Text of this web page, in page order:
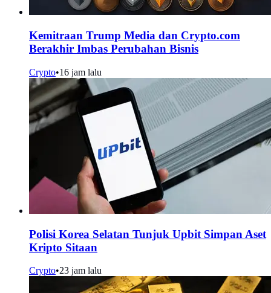
Kemitraan Trump Media dan Crypto.com
Berakhir Imbas Perubahan Bisnis
Crypto•16 jam lalu
Polisi Korea Selatan Tunjuk Upbit Simpan Aset
Kripto Sitaan
Crypto•23 jam lalu